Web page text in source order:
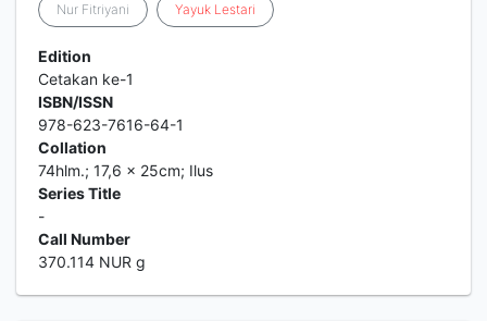
Nur Fitriyani Yayuk Lestari
Edition
Cetakan ke-1
ISBN/ISSN
978-623-7616-64-1
Collation
74hlm.; 17,6 x 25cm; Ilus
Series Title
-
Call Number
370.114 NUR g